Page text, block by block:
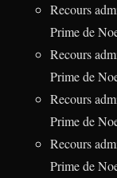
Recours
Prime de
Recours
Prime de
Recours
Prime de
Recours
Prime de